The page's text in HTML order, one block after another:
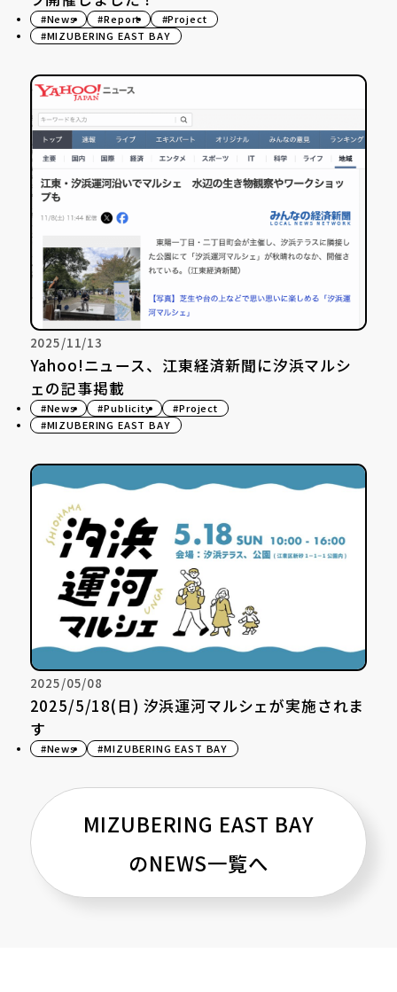
#News #Report
#Project
#MIZUBERING EAST BAY
2025/11/13
Yahoo!ニュース、江東経済新聞に汐浜マルシ
ェの記事掲載
#News #Publicity
#Project
#MIZUBERING EAST BAY
2025/05/08
2025/5/18(日) 汐浜運河マルシェが実施されま
す
#News #MIZUBERING EAST BAY
MIZUBERING EAST BAY
のNEWS一覧へ